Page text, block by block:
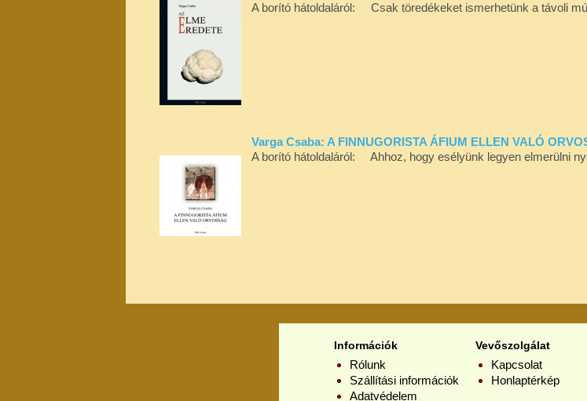
A borító hátoldaláról: Csak töredékeket ismerhetünk a távoli
Varga Csaba: A FINNUGORISTA ÁFIUM ELLEN VALÓ
A borító hátoldaláról: Ahhoz, hogy esélyünk legyen elmerülni
Információk
Rólunk
Szállítási információk
Adatvédelem
Vevőszolgálat
Kapcsolat
Honlaptérkép